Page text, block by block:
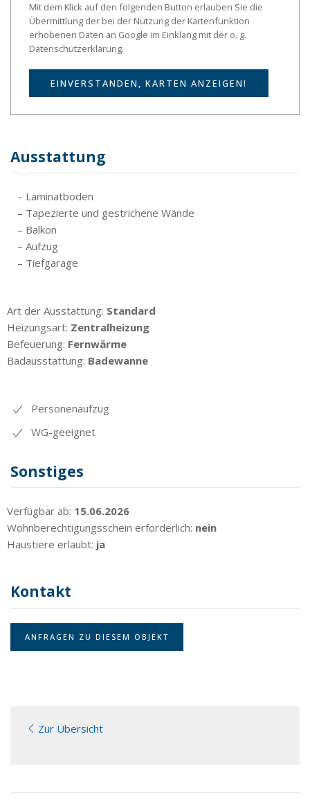
Mit dem Klick auf den folgenden Button erlauben Sie die
Übermittlung der bei der Nutzung der Kartenfunktion
erhobenen Daten an Google im Einklang mit der o. g.
Datenschutzerklärung.
EINVERSTANDEN, KARTEN ANZEIGEN!
Ausstattung
– Laminatboden
– Tapezierte und gestrichene Wände
– Balkon
– Aufzug
– Tiefgarage
Art der Ausstattung: Standard
Heizungsart: Zentralheizung
Befeuerung: Fernwärme
Badausstattung: Badewanne
Personenaufzug
WG-geeignet
Sonstiges
Verfügbar ab: 15.06.2026
Wohnberechtigungsschein erforderlich: nein
Haustiere erlaubt: ja
Kontakt
ANFRAGEN ZU DIESEM OBJEKT
Zur Übersicht